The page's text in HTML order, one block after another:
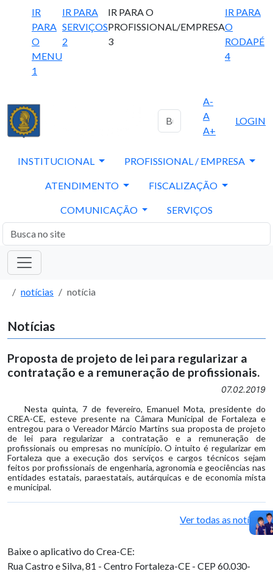
IR
PARA
O
MENU
1
IR PARA
SERVIÇOS
2
IR PARA O
PROFISSIONAL/EMPRESA
3
IR PARA
O
RODAPÉ
4
A-
A
A+
LOGIN
INSTITUCIONAL PROFISSIONAL / EMPRESA
ATENDIMENTO FISCALIZAÇÃO
COMUNICAÇÃO SERVIÇOS
notícias notícia
Notícias
Proposta de projeto de lei para regularizar a
contratação e a remuneração de profissionais.
07.02.2019
Nesta quinta, 7 de fevereiro, Emanuel Mota, presidente do
CREA-CE, esteve presente na Câmara Municipal de Fortaleza e
entregou para o Vereador Márcio Martins sua proposta de projeto
de lei para regularizar a contratação e a remuneração de
profissionais ou empresas no município. O intuito é regularizar em
Fortaleza que a execução dos serviços e cargos técnicos sejam
feitos por profissionais de engenharia, agronomia e geociências nas
entidades estatais, paraestatais, autárquicas e de economia mista
e municipal.
Ver todas as notícias
Baixe o aplicativo do Crea-CE:
Rua Castro e Silva, 81 - Centro Fortaleza-CE - CEP 60.030-